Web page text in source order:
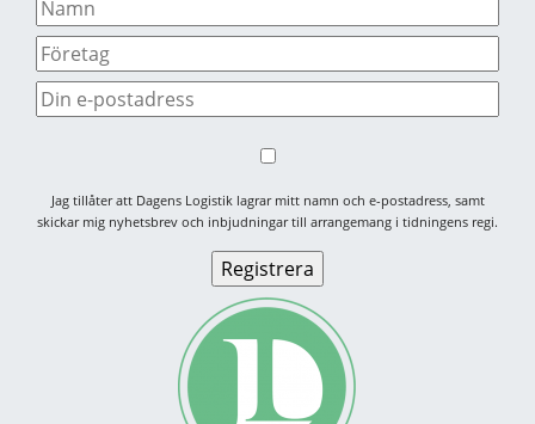
Jag tillåter att Dagens Logistik lagrar mitt namn och e-postadress, samt
skickar mig nyhetsbrev och inbjudningar till arrangemang i tidningens regi.